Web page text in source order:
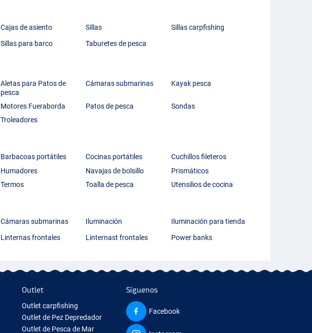
Cajas de asiento Sillas
Sillas carpfishing
Sillas para barco
Taburetes de pesca
Aletas para Patos de
pesca
Cámaras submarinas Kayak pesca
Motores Fueraborda Patos de pesca
Sondas
Troleadores
Barbacoas portátiles Cocinas portátiles
Cuchillos fileteros
Humadores
Navajas de bolsillo
Prismáticos
Termos
Toalla de pesca Utensilios de cocina
Cámaras submarinas Iluminación
Iluminación para tienda
Linternas frontales
Linternast frontales Power banks
Outlet
Outlet carpfishing
Outlet de Pez Depredador
Outlet de Pesca de Mar
Síguenos
Facebook